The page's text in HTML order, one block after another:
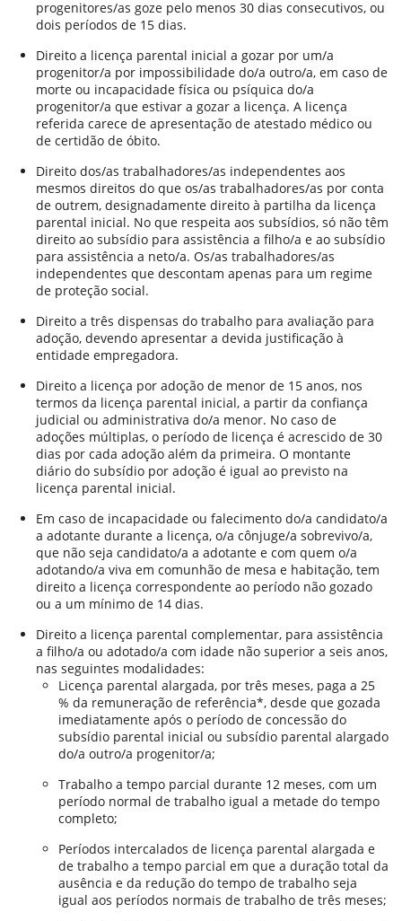
progenitores/as goze pelo menos 30 dias consecutivos, ou
dois períodos de 15 dias.
Direito a licença parental inicial a gozar por um/a
progenitor/a por impossibilidade do/a outro/a, em caso de
morte ou incapacidade física ou psíquica do/a
progenitor/a que estivar a gozar a licença. A licença
referida carece de apresentação de atestado médico ou
de certidão de óbito.
Direito dos/as trabalhadores/as independentes aos
mesmos direitos do que os/as trabalhadores/as por conta
de outrem, designadamente direito à partilha da licença
parental inicial. No que respeita aos subsídios, só não têm
direito ao subsídio para assistência a filho/a e ao subsídio
para assistência a neto/a. Os/as trabalhadores/as
independentes que descontam apenas para um regime
de proteção social.
Direito a três dispensas do trabalho para avaliação para
adoção, devendo apresentar a devida justificação à
entidade empregadora.
Direito a licença por adoção de menor de 15 anos, nos
termos da licença parental inicial, a partir da confiança
judicial ou administrativa do/a menor. No caso de
adoções múltiplas, o período de licença é acrescido de 30
dias por cada adoção além da primeira. O montante
diário do subsídio por adoção é igual ao previsto na
licença parental inicial.
Em caso de incapacidade ou falecimento do/a candidato/a
a adotante durante a licença, o/a cônjuge/a sobrevivo/a,
que não seja candidato/a a adotante e com quem o/a
adotando/a viva em comunhão de mesa e habitação, tem
direito a licença correspondente ao período não gozado
ou a um mínimo de 14 dias.
Direito a licença parental complementar, para assistência
a filho/a ou adotado/a com idade não superior a seis anos,
nas seguintes modalidades:
Licença parental alargada, por três meses, paga a 25
% da remuneração de referência*, desde que gozada
imediatamente após o período de concessão do
subsídio parental inicial ou subsídio parental alargado
do/a outro/a progenitor/a;
Trabalho a tempo parcial durante 12 meses, com um
período normal de trabalho igual a metade do tempo
completo;
Períodos intercalados de licença parental alargada e
de trabalho a tempo parcial em que a duração total da
ausência e da redução do tempo de trabalho seja
igual aos períodos normais de trabalho de três meses;